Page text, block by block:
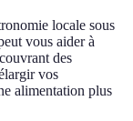
locale sous
vous aider à
des
vos
alimentation plus